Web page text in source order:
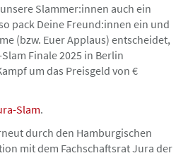
Slammer:innen auch ein
pack Deine Freund:innen ein und
(bzw. Euer Applaus) entscheidet,
Finale 2025 in Berlin
um das Preisgeld von €
Slam.
durch den Hamburgischen
mit dem Fachschaftsrat Jura der